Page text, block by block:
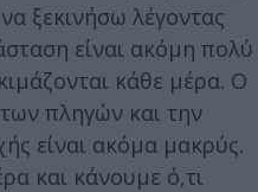
ξεκινήσω λέγοντας
είναι ακόμη πολύ
κάθε μέρα. Ο
πληγών και την
είναι ακόμα μακρύς.
και κάνουμε ό,τι